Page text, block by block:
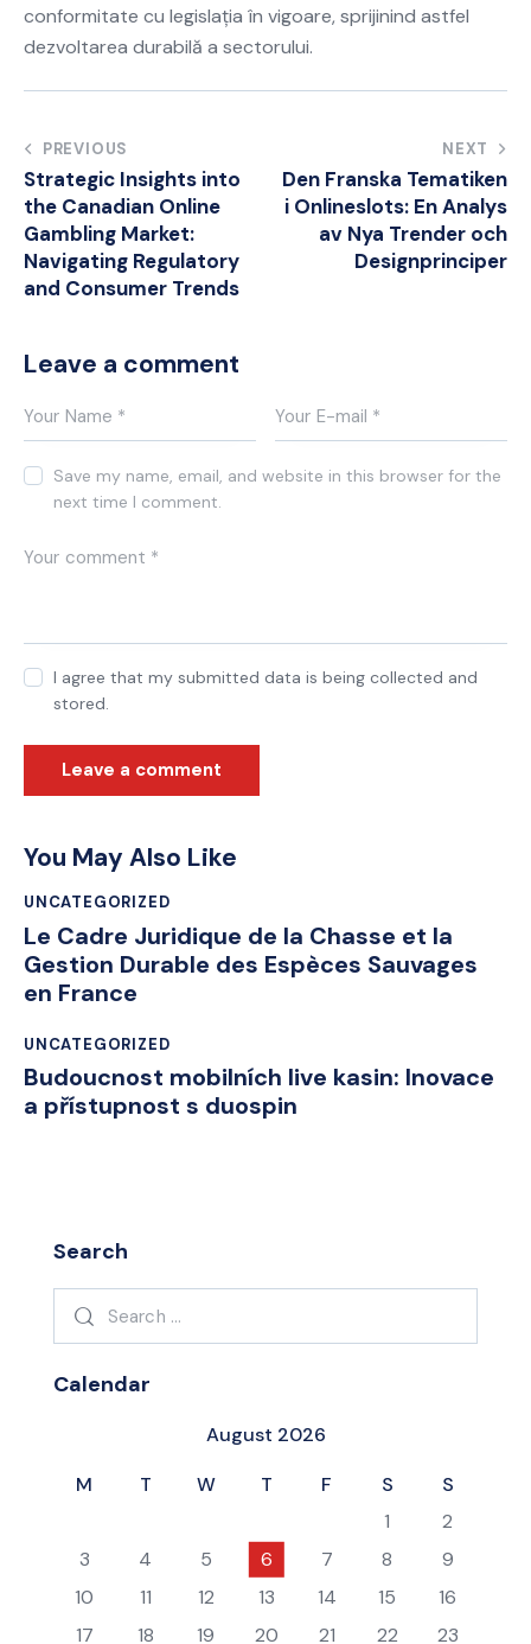
conformitate cu legislația în vigoare, sprijinind astfel
dezvoltarea durabilă a sectorului.
Post
navigation
PREVIOUS
Strategic Insights into
the Canadian Online
Gambling Market:
Navigating Regulatory
and Consumer Trends
NEXT
Den Franska Tematiken
i Onlineslots: En Analys
av Nya Trender och
Designprinciper
Leave a comment
Save my name, email, and website in this browser for the
next time I comment.
I agree that my submitted data is being collected and
stored.
You May Also Like
UNCATEGORIZED
Le Cadre Juridique de la Chasse et la
Gestion Durable des Espèces Sauvages
en France
UNCATEGORIZED
Budoucnost mobilních live kasin: Inovace
a přístupnost s duospin
Search
Search
Calendar
August 2026
M
T W T F S
S
1
2
3
4 5 6 7 8
9
10
11 12 13 14 15
16
17
18 19 20 21 22 23